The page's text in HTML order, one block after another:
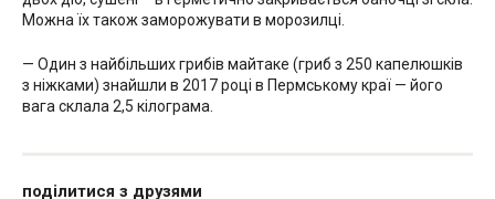
Можна їх також заморожувати в морозилці.
— Один з найбільших грибів майтаке (гриб з 250 капелюшків
з ніжками) знайшли в 2017 році в Пермському краї — його
вага склала 2,5 кілограма.
поділитися з друзями